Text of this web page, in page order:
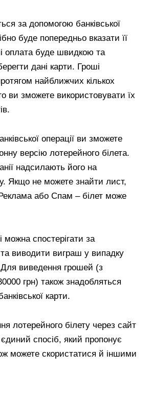
за допомогою банківської
буде попередньо вказати її
оплата буде швидкою та
дані карти. Гроші
найближчих кількох
ви зможете використовувати їх
операції ви зможете
версію лотерейного білета.
надсилають його на
Якщо не можете знайти лист,
або Спам – білет може
можна спостерігати за
виводити виграш у випадку
виведення грошей (з
грн) також знадобляться
карти.
лотерейного білету через сайт
спосіб, який пропонує
можете скористатися й іншими